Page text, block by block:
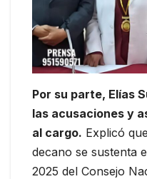
Por su parte, Elías
las acusaciones y
al cargo. Explicó
decano se sustenta
2025 del Consejo